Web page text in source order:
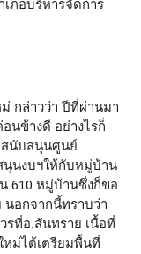
ภอบริหารจัดการ
กล่าวว่า ปีที่ผ่านมา
นข้างดี อย่างไรก็
สนับสนุนศูนย์
นุนงบฯให้กับหมู่บ้าน
610 หมู่บ้านซึ่งก็ขอ
นอกจากนี้ทราบว่า
รที่อ.สันทราย เนื้อที่
หม่ได้เตรียมพื้นที่